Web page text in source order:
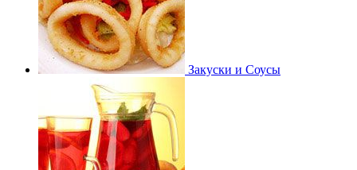
Закуски и Соусы